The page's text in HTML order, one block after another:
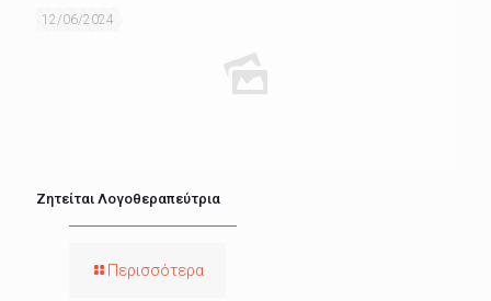
12/06/2024
Ζητείται Λογοθεραπεύτρια
Περισσότερα